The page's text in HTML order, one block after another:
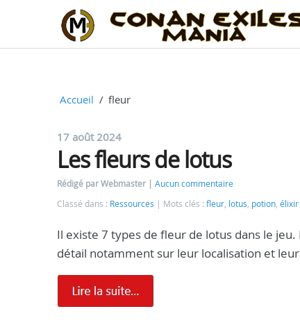
Accueil fleur
17 août 2024
Les fleurs de lotus
Rédigé par Webmaster
Aucun commentaire
Classé dans : Ressources Mots clés : fleur, lotus, potion, élixir
Il existe 7 types de fleur de lotus dans le
détail notamment sur leur localisation et